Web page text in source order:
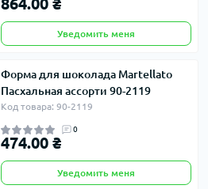
864.00 ₴
Уведомить меня
Форма для шоколада Martellato
Пасхальная ассорти 90-2119
Код товара: 90-2119
0
474.00 ₴
Уведомить меня